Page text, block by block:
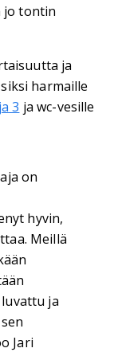
jo tontin
ja
harmaille
3 ja wc-vesille
on
hyvin,
Meillä
ja
Jari